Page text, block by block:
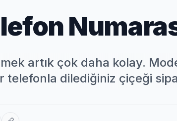
artık çok daha kolay.
telefonla dilediğiniz çiçeği